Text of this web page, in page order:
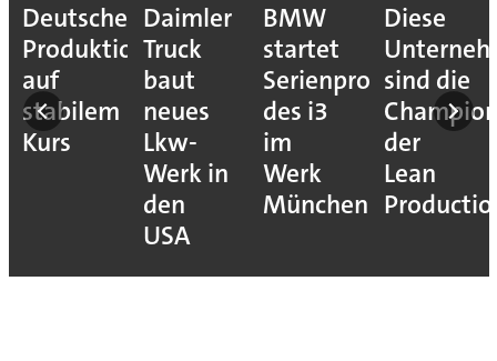
Deutsche
Produktion
auf
stabilem
Kurs
Daimler
Truck
baut
neues
Lkw-
Werk in
den
USA
BMW
startet
Serienproduktion
des i3
im
Werk
München
Diese
sind die
der
Lean